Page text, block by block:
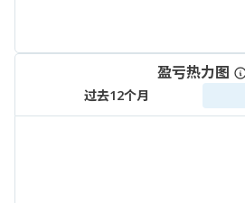
盈亏热力图
过去12个月